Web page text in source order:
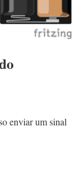
enviar um sinal